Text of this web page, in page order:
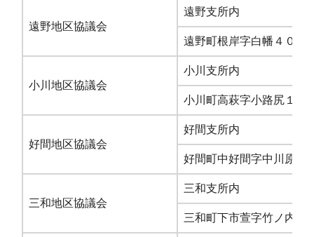
遠野地区協議会
遠野支所内
遠野町根岸字白幡４０－
小川地区協議会
小川支所内
小川町高萩字小路尻１９
好間地区協議会
好間支所内
好間町中好間字中川原２
三和地区協議会
三和支所内
三和町下市萱字竹ノ内１